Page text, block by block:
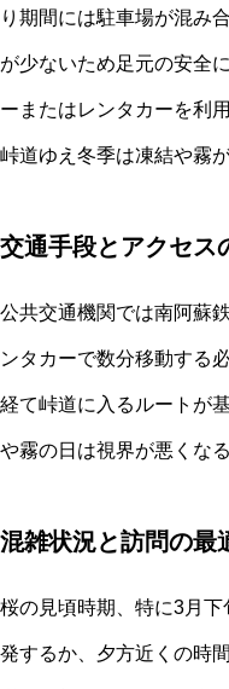
り期間には駐車場が混み
が少ないため足元の安全
ーまたはレンタカーを利
峠道ゆえ冬季は凍結や霧
交通手段とアクセス
公共交通機関では南阿蘇
ンタカーで数分移動する
経て峠道に入るルートが
や霧の日は視界が悪くな
混雑状況と訪問の最
桜の見頃時期、特に3月
発するか、夕方近くの時